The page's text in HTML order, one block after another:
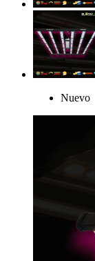
Nuevo